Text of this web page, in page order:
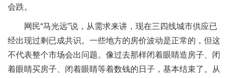
会跌。
网民“马光远”说，从需求来讲，现在三四线城市供应已
经出现过剩已成共识。一些地方的房价波动是正常的，但这
不代表整个市场会出问题。像过去那样闭着眼睛造房子、闭
着眼睛买房子、闭着眼睛等着数钱的日子，基本结束了。从